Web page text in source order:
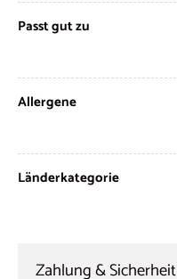
Passt gut zu
Allergene
Länderkategorie
Zahlung & Sicherheit